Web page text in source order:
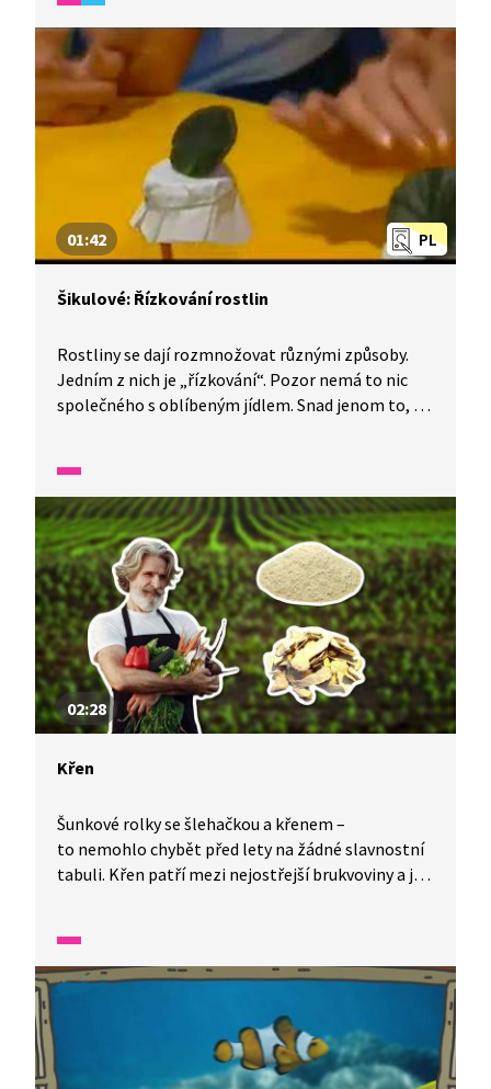
PL
01:42
Šikulové: Řízkování rostlin
Rostliny se dají rozmnožovat různými způsoby.
Jedním z nich je „řízkování“. Pozor nemá to nic
společného s oblíbeným jídlem. Snad jenom to, že
A vlastnoručně vypěstovaná kytička je ten
nejkrásnější dárek, třeba pro maminku.
02:28
Křen
Šunkové rolky se šlehačkou a křenem –
to nemohlo chybět před lety na žádné slavnostní
tabuli. Křen patří mezi nejostřejší brukvoviny a je
v přírodě, ale ten pěstovaný je lepší. A kdy ho
sklízet? Na podzim, když jeho listy začínají